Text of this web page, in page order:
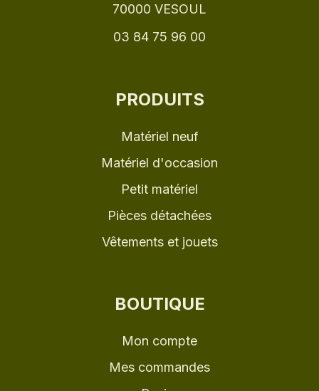
70000 VESOUL
03 84 75 96 00
PRODUITS
Matériel neuf
Matériel d'occasion
Petit matériel
Pièces détachées
Vêtements et jouets
BOUTIQUE
Mon compte
Mes commandes